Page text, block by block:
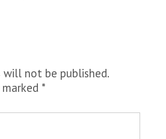
will not be published.
*